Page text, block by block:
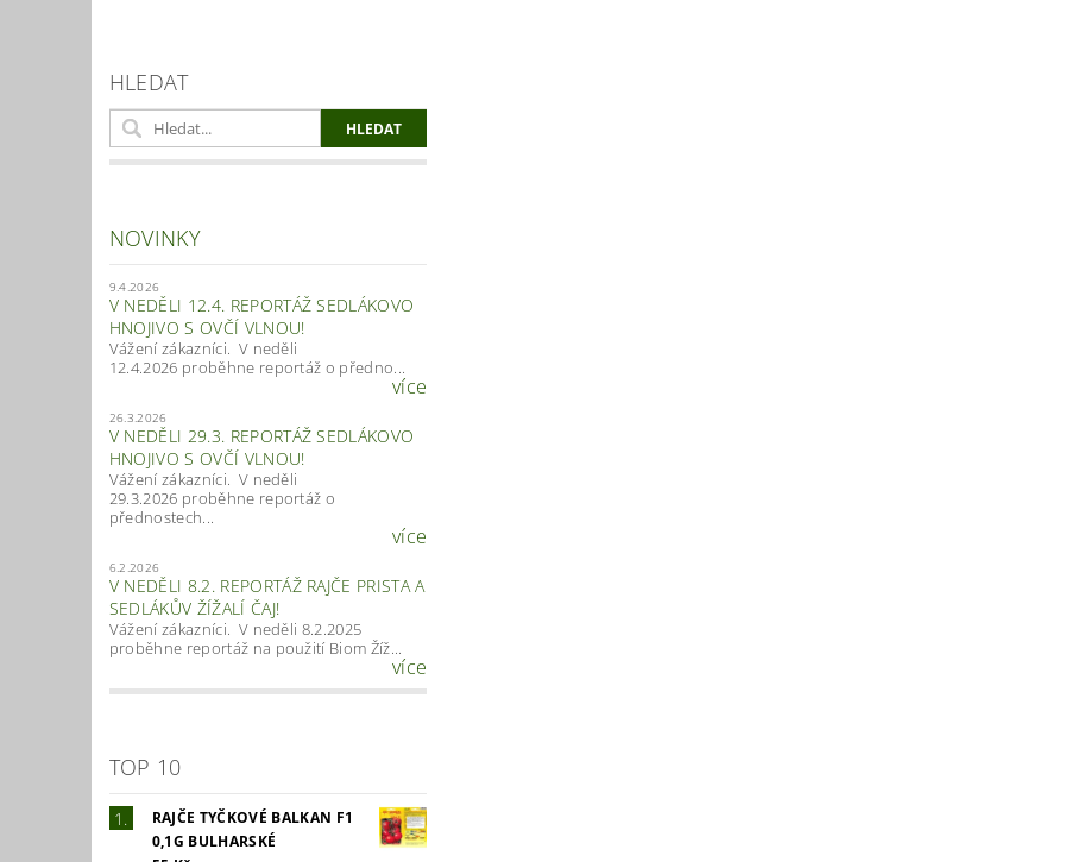
HLEDAT
NOVINKY
9.4.2026
V NEDĚLI 12.4. REPORTÁŽ SEDLÁKOVO
HNOJIVO S OVČÍ VLNOU!
Vážení zákazníci. V neděli
12.4.2026 proběhne reportáž o předno...
více
26.3.2026
V NEDĚLI 29.3. REPORTÁŽ SEDLÁKOVO
HNOJIVO S OVČÍ VLNOU!
Vážení zákazníci. V neděli
29.3.2026 proběhne reportáž o
přednostech...
více
6.2.2026
V NEDĚLI 8.2. REPORTÁŽ RAJČE PRISTA A
SEDLÁKŮV ŽÍŽALÍ ČAJ!
Vážení zákazníci. V neděli 8.2.2025
proběhne reportáž na použití Biom Žíž...
více
TOP 10
RAJČE TYČKOVÉ BALKAN F1
0,1G BULHARSKÉ